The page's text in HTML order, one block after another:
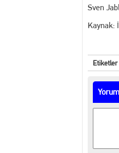
Sven
Kaynak:
Etiketler